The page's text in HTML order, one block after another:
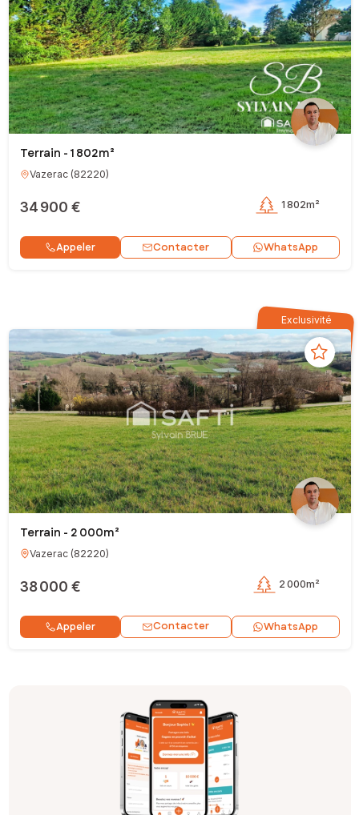
Terrain - 1 802m²
Vazerac(82220)
34 900 € 1 802m²
Appeler Contacter WhatsApp
Exclusivité
Terrain - 2 000m²
Vazerac(82220)
38 000 € 2 000m²
Appeler Contacter WhatsApp